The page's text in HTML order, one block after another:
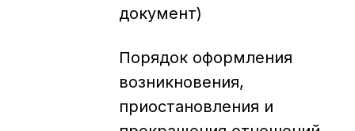
документ)
Порядок оформления
возникновения,
приостановления и